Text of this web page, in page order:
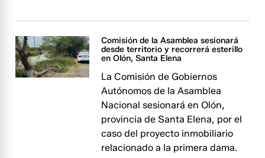
Comisión de la Asamblea sesionará
desde territorio y recorrerá esterillo
en Olón, Santa Elena
La Comisión de Gobiernos
Autónomos de la Asamblea
Nacional sesionará en Olón,
provincia de Santa Elena, por el
caso del proyecto inmobiliario
relacionado a la primera dama.